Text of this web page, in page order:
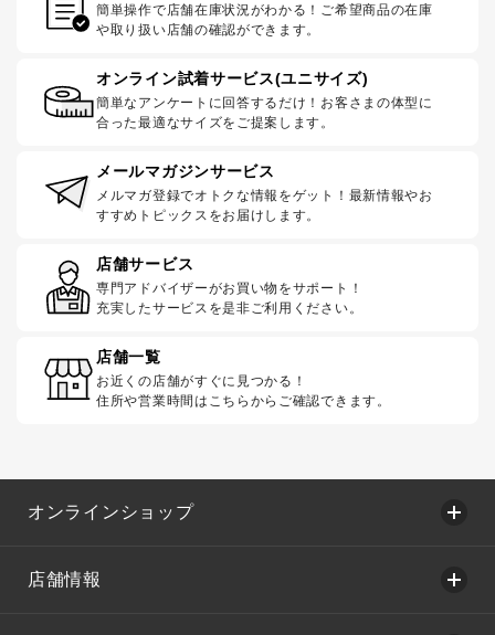
簡単操作で店舗在庫状況がわかる！ご希望商品の在庫
や取り扱い店舗の確認ができます。
オンライン試着サービス(ユニサイズ)
簡単なアンケートに回答するだけ！お客さまの体型に
合った最適なサイズをご提案します。
メールマガジンサービス
メルマガ登録でオトクな情報をゲット！最新情報やお
すすめトピックスをお届けします。
店舗サービス
専門アドバイザーがお買い物をサポート！
充実したサービスを是非ご利用ください。
店舗一覧
お近くの店舗がすぐに見つかる！
住所や営業時間はこちらからご確認できます。
オンラインショップ
店舗情報